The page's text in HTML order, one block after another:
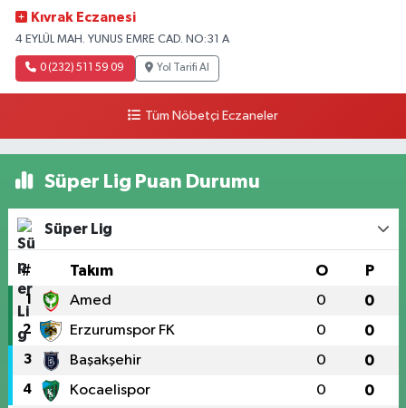
Kıvrak Eczanesi
4 EYLÜL MAH. YUNUS EMRE CAD. NO:31 A
0 (232) 511 59 09 Yol Tarifi Al
Tüm Nöbetçi Eczaneler
Süper Lig Puan Durumu
Süper Lig
# Takım O P
1 Amed 0 0
2 Erzurumspor FK 0 0
3 Başakşehir 0 0
4 Kocaelispor 0 0